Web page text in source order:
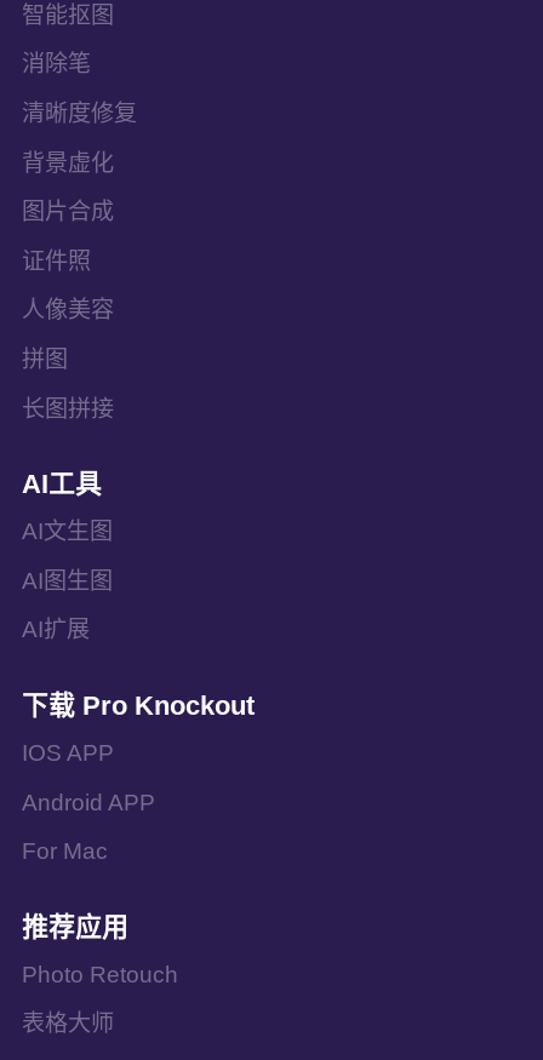
智能抠图
消除笔
清晰度修复
背景虚化
图片合成
证件照
人像美容
拼图
长图拼接
AI工具
AI文生图
AI图生图
AI扩展
下载 Pro Knockout
IOS APP
Android APP
For Mac
推荐应用
Photo Retouch
表格大师